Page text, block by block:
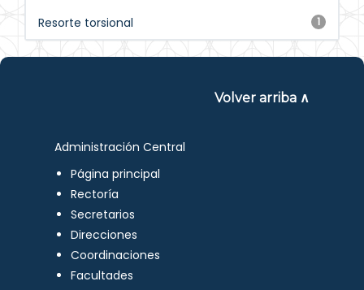
1
Resorte torsional
Volver arriba ∧
Administración Central
Página principal
Rectoría
Secretarios
Direcciones
Coordinaciones
Facultades